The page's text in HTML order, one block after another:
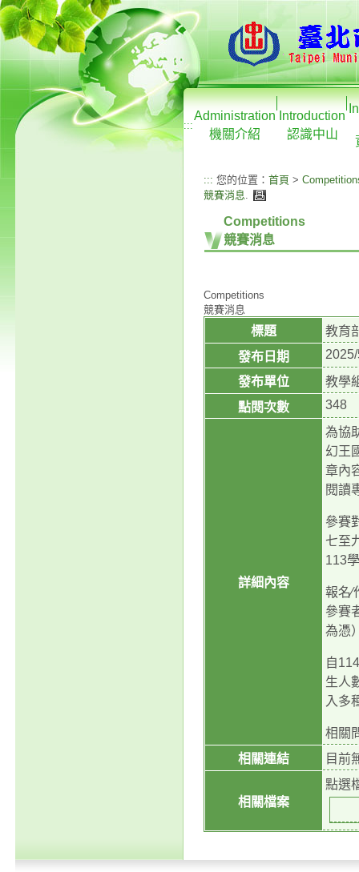
:::
Administration
機關介紹
Introduction
認識中山
::: 您的位置： 首頁 >
競賽消息.
Competitions
競賽消息
Competitions
競賽消息
標題
教育
發布日期
發布單位
教學
點閱次數
348
詳細內容
為協
幻王
章內
閱讀
參賽
七至
113
報名
參賽
為憑
自
生人
入多
相關
相關連結
目前
相關檔案
點選